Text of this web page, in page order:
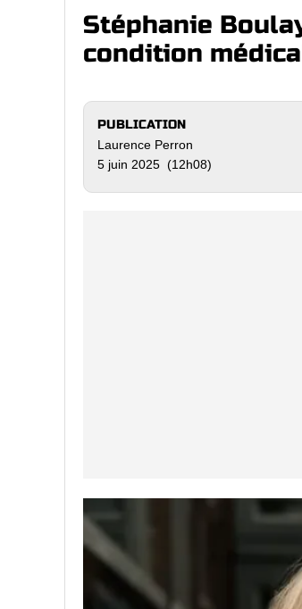
Stéphanie
condition
PUBLICATION
Laurence Perron
5 juin 2025 (12h08)